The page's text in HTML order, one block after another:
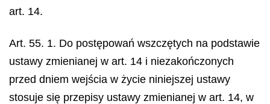
art. 14.
Art. 55. 1. Do postępowań wszczętych na podstawie
ustawy zmienianej w art. 14 i niezakończonych
przed dniem wejścia w życie niniejszej ustawy
stosuje się przepisy ustawy zmienianej w art. 14, w